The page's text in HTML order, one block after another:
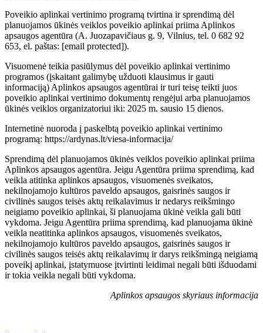
Poveikio aplinkai vertinimo programą tvirtina ir sprendimą dėl
planuojamos ūkinės veiklos poveikio aplinkai priima Aplinkos
apsaugos agentūra (A. Juozapavičiaus g. 9, Vilnius, tel. 0 682 92
653, el. paštas: [email protected]).
Visuomenė teikia pasiūlymus dėl poveikio aplinkai vertinimo
programos (įskaitant galimybę užduoti klausimus ir gauti
informaciją) Aplinkos apsaugos agentūrai ir turi teisę teikti juos
poveikio aplinkai vertinimo dokumentų rengėjui arba planuojamos
ūkinės veiklos organizatoriui iki: 2025 m. sausio 15 dienos.
Internetinė nuoroda į paskelbtą poveikio aplinkai vertinimo
programą: https://ardynas.lt/viesa-informacija/
Sprendimą dėl planuojamos ūkinės veiklos poveikio aplinkai priima
Aplinkos apsaugos agentūra. Jeigu Agentūra priima sprendimą, kad
veikla atitinka aplinkos apsaugos, visuomenės sveikatos,
nekilnojamojo kultūros paveldo apsaugos, gaisrinės saugos ir
civilinės saugos teisės aktų reikalavimus ir nedarys reikšmingo
neigiamo poveikio aplinkai, ši planuojama ūkinė veikla gali būti
vykdoma. Jeigu Agentūra priima sprendimą, kad planuojama ūkinė
veikla neatitinka aplinkos apsaugos, visuomenės sveikatos,
nekilnojamojo kultūros paveldo apsaugos, gaisrinės saugos ir
civilinės saugos teisės aktų reikalavimų ir darys reikšmingą neigiamą
poveikį aplinkai, įstatymuose įtvirtinti leidimai negali būti išduodami
ir tokia veikla negali būti vykdoma.
Aplinkos apsaugos skyriaus informacija